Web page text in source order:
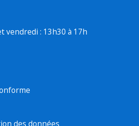
vendredi : 13h30 à 17h
des données